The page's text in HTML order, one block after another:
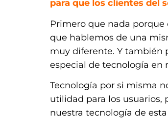
para que los clientes del
Primero que nada porque
que hablemos de una
muy diferente. Y también
especial de tecnología en
Tecnología por si misma
utilidad para los usuarios,
nuestra tecnología de